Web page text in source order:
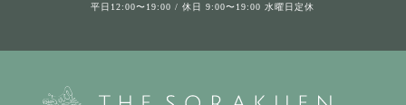
平日12:00〜19:00 / 休日 9:00〜19:00 水曜日定休